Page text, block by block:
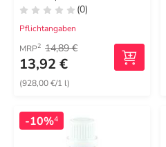
(0)
Pflichtangaben
MRP2 14,89 €
13,92 €
(928,00 €/1 l)
-10%4